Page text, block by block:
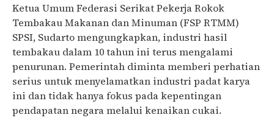
Ketua Umum Federasi Serikat Pekerja Rokok
Tembakau Makanan dan Minuman (FSP RTMM)
SPSI, Sudarto mengungkapkan, industri hasil
tembakau dalam 10 tahun ini terus mengalami
penurunan. Pemerintah diminta memberi perhatian
serius untuk menyelamatkan industri padat karya
ini dan tidak hanya fokus pada kepentingan
pendapatan negara melalui kenaikan cukai.